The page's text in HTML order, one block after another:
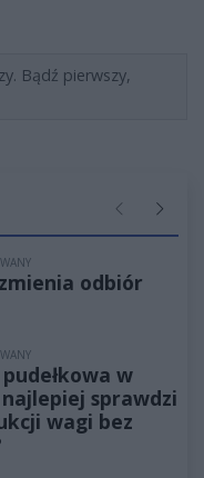
Bądź pierwszy,
Poprzednie
odbiór
w
sprawdzi
wagi bez